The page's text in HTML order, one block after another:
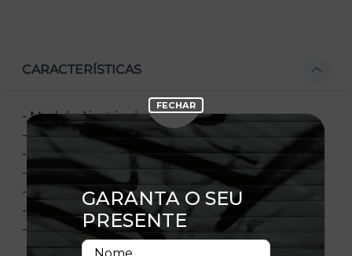
CARACTERÍSTICAS
- Modelo Ajustável
- Aba curva
- Painel frontal único e estruturado
- Flag bordada no lado esquerdo
- Importado
- Licença Oficial
- Composição:100% Algodão